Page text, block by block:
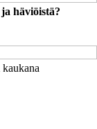
häviöistä?